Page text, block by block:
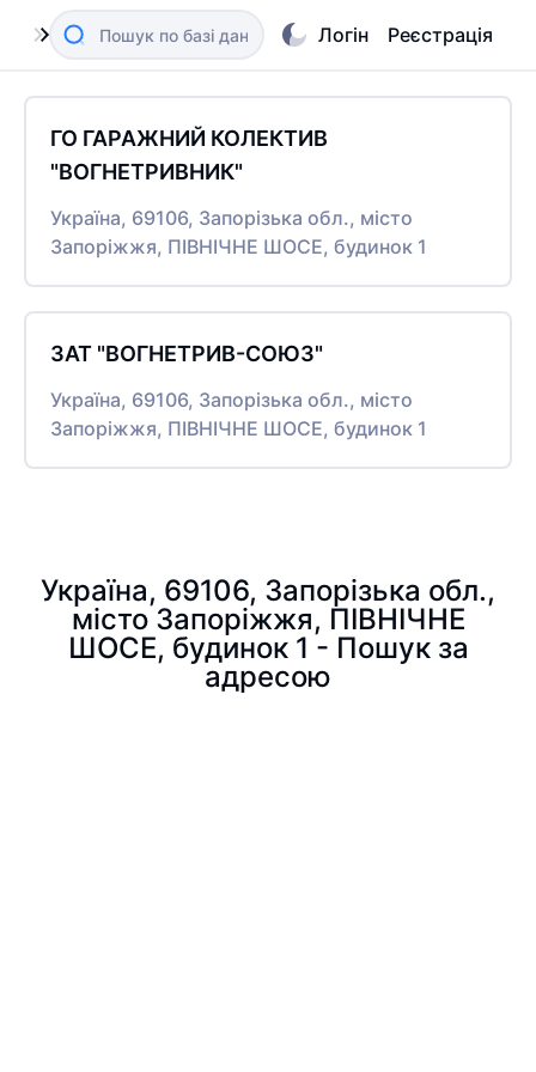
Логін Реєстрація
ГО ГАРАЖНИЙ КОЛЕКТИВ
"ВОГНЕТРИВНИК"
Україна, 69106, Запорізька обл., місто
Запоріжжя, ПІВНІЧНЕ ШОСЕ, будинок 1
ЗАТ "ВОГНЕТРИВ-СОЮЗ"
Україна, 69106, Запорізька обл., місто
Запоріжжя, ПІВНІЧНЕ ШОСЕ, будинок 1
Україна, 69106, Запорізька обл.,
місто Запоріжжя, ПІВНІЧНЕ
ШОСЕ, будинок 1 - Пошук за
адресою